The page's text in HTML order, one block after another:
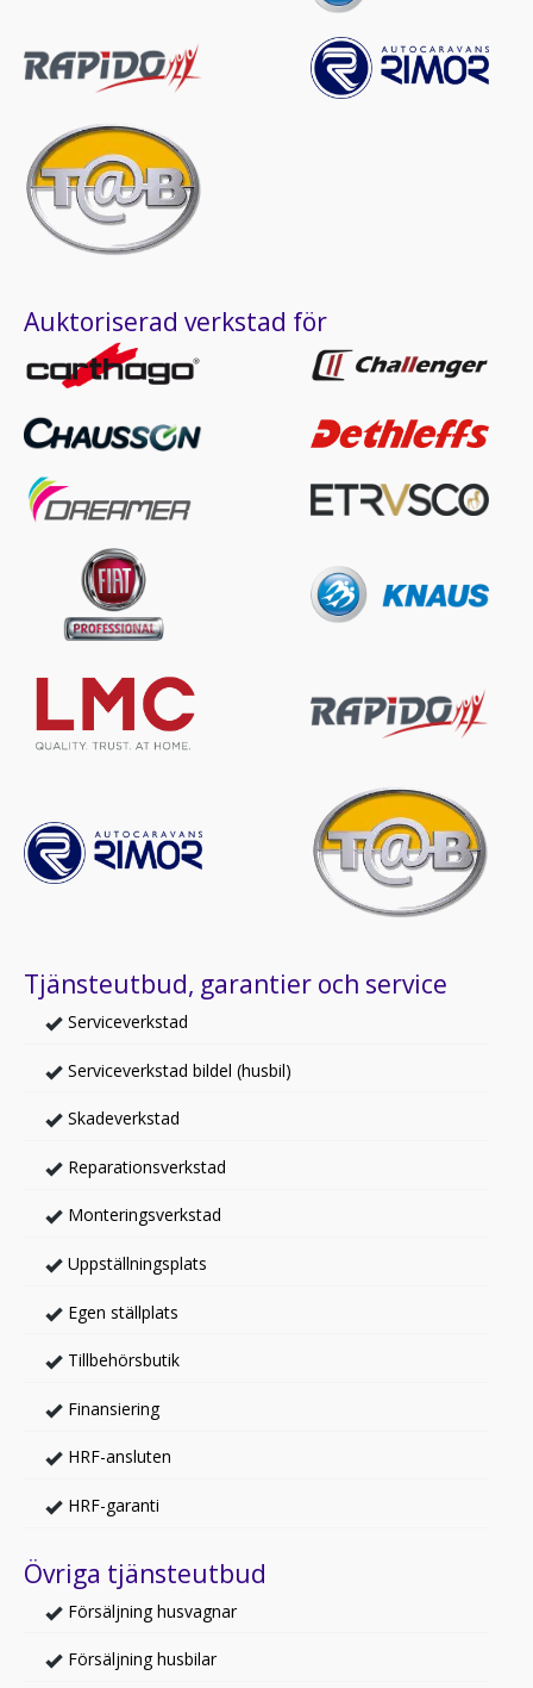
Auktoriserad verkstad för
Tjänsteutbud, garantier och service
Serviceverkstad
Serviceverkstad bildel (husbil)
Skadeverkstad
Reparationsverkstad
Monteringsverkstad
Uppställningsplats
Egen ställplats
Tillbehörsbutik
Finansiering
HRF-ansluten
HRF-garanti
Övriga tjänsteutbud
Försäljning husvagnar
Försäljning husbilar